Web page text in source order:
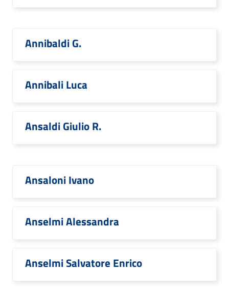
Annibaldi G.
Annibali Luca
Ansaldi Giulio R.
Ansaloni Ivano
Anselmi Alessandra
Anselmi Salvatore Enrico